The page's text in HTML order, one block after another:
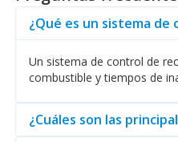
Optimización en el uso de
Incremento en la seguridad
Para empresas que busquen
diversas necesidades
Por lo tanto, si su empresa
los beneficios de una gestión
¿Qué es un sistema
Un sistema de control de
combustible y tiempos de
¿Cuáles son las